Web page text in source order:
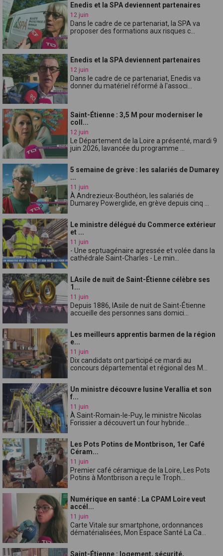
Enedis et la SPA deviennent partenaires
12 juin
Dans le cadre de ce partenariat, la SPA va
proposer des formations aux risques c...
Enedis et la SPA deviennent partenaires
12 juin
Dans le cadre de ce partenariat, Enedis va
donner du matériel réformé à l'associ...
Saint-Étienne : 3,5 M pour moderniser le
coll...
12 juin
Le Département de la Loire a présenté, mardi 9
juin 2026, lavancée du programme ...
5 semaine de grève : les salariés de Dumarey
...
11 juin
À Andrezieux-Bouthéon, les salariés de
Dumarey Powerglide, en grève depuis cinq ...
Le ministre délégué du Commerce extérieur
et ...
11 juin
- Une septuagénaire agressée et volée dans la
cathédrale Saint-Charles - Le min...
LAsile de nuit de Saint-Étienne célèbre ses
1...
11 juin
Depuis 1886, lAsile de nuit de Saint-Étienne
accueille des personnes sans domici...
Les meilleurs apprentis barmen de la région
e...
11 juin
Dix candidats ont participé ce mardi au
concours départemental et régional des M...
Un ministre découvre lusine Verallia et son
f...
11 juin
À Saint-Romain-le-Puy, le ministre Nicolas
Forissier a découvert un four hybride...
Les Pots Potins de Montbrison, 1er Café
Céram...
11 juin
Premier café céramique de la Loire, Les Pots
Potins à Montbrison a reçu le Troph...
Numérique en santé : La CPAM Loire veut
accél...
11 juin
Carte Vitale sur smartphone, ordonnances
dématérialisées, Mon Espace Santé La Ca...
Saint-Étienne : logement, sécurité,